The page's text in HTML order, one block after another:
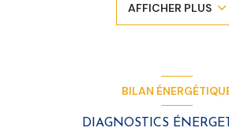
Les extérieurs offrent des dépendances (
petit studio...), un jardin clôturé et planté
Idéalement située à quelques minutes de
conviendra parfaitement à une famille en
de centre ville avec jardin : On fait tout à
AFFICHER PLUS
BILAN
DIAGNOSTICS